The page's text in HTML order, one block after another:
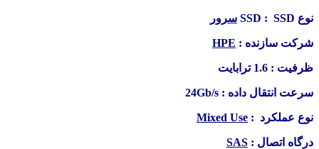
نوع SSD : SSD سرور
شرکت سازنده : HPE
ظرفیت : 1.6 ترابایت
سرعت انتقال داده : 24Gb/s
نوع عملکرد : Mixed Use
درگاه اتصال : SAS